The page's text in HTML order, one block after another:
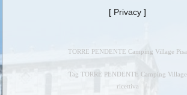
[ Privacy ]
TORRE PENDENTE Camping Village Pisa
Tag TORRE PENDENTE Camping Village
ricettiva